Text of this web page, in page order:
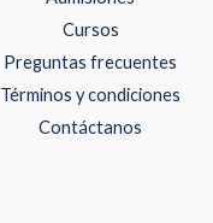
Cursos
Preguntas frecuentes
Términos y condiciones
Contáctanos